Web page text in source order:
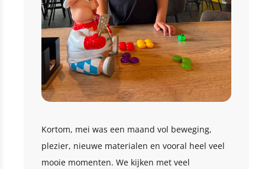
Kortom, mei was een maand vol beweging,
plezier, nieuwe materialen en vooral heel veel
mooie momenten. We kijken met veel